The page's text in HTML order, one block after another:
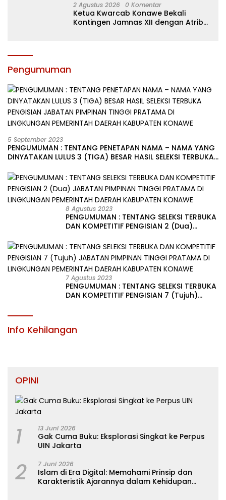
2 Agustus 2026 0 Komentar
Ketua Kwarcab Konawe Bekali
Kontingen Jamnas XII dengan Atribut
Pengumuman
5 September 2023
PENGUMUMAN : TENTANG PENETAPAN NAMA – NAMA YANG
DINYATAKAN LULUS 3 (TIGA) BESAR HASIL SELEKSI TERBUKA
LINGKUNGAN PEMERINTAH DAERAH KABUPATEN KONAWE
8 Agustus 2023
PENGUMUMAN : TENTANG SELEKSI TERBUKA
DAN KOMPETITIF PENGISIAN 2 (Dua)
LINGKUNGAN PEMERINTAH DAERAH
KABUPATEN KONAWE
7 Agustus 2023
PENGUMUMAN : TENTANG SELEKSI TERBUKA
DAN KOMPETITIF PENGISIAN 7 (Tujuh)
Info Kehilangan
OPINI
1 13 Juni 2026
Gak Cuma Buku: Eksplorasi Singkat ke Perpus
UIN Jakarta
2 7 Juni 2026
Islam di Era Digital: Memahami Prinsip dan
Karakteristik Ajarannya dalam Kehidupan